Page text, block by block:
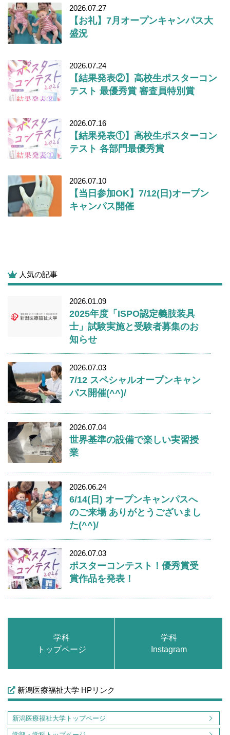
2026.07.27
【お礼】7月オープンキャンパス大
盛況
2026.07.24
【結果発表②】高校生ポスターコン
テスト 最優秀賞 審査員特別賞
2026.07.16
【結果発表①】高校生ポスターコン
テスト 各部門最優秀賞
2026.07.10
【当日参加OK】7/12(日)オープン
キャンパス開催
人気の記事
2026.01.09
2025年度「ISPO認定義肢装具
士」試験実施と受験者募集のお
知らせ
2026.07.03
7/12 スペシャルオープンキャン
パス開催(^^)/
2026.07.04
世界基準の設備で楽しい実習授
業
2026.06.24
6/14(日) オープンキャンパスへ
のご来場 ありがとうございまし
た(^^)/
2026.07.03
ポスターコンテスト！優秀賞受
賞作品を発表！
学科
トップページ
学科
Instagram
新潟医療福祉大学 HPリンク
新潟医療福祉大学トップページ